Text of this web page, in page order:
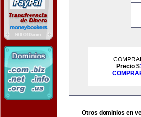
Precio $
Otros dominios en